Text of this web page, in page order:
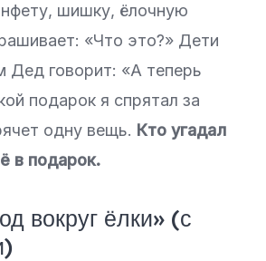
шишку, ёлочную
«Что это?» Дети
Дед говорит: «А теперь
подарок я спрятал за
одну вещь. Кто угадал
в подарок.
вокруг ёлки» (с